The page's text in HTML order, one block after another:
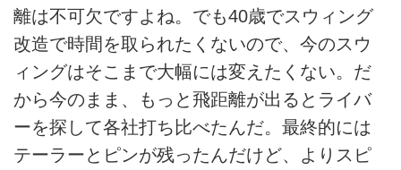
離は不可欠ですよね。でも40歳でスウィング
改造で時間を取られたくないので、今のスウ
ィングはそこまで大幅には変えたくない。だ
から今のまま、もっと飛距離が出るとライバ
ーを探して各社打ち比べたんだ。最終的には
テーラーとピンが残ったんだけど、よりスピ